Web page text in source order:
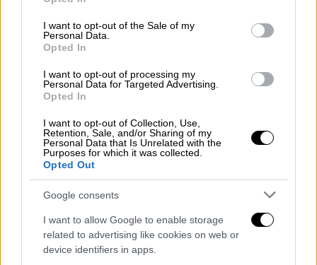
use your data for below specified purposes in below Google
consent section.
I want to opt-out of the Sale of my
Personal Data.
Opted In
I want to opt-out of processing my
Personal Data for Targeted Advertising.
Opted In
I want to opt-out of Collection, Use,
Retention, Sale, and/or Sharing of my
Personal Data that Is Unrelated with the
Purposes for which it was collected.
Opted Out
Google consents
I want to allow Google to enable storage
related to advertising like cookies on web or
device identifiers in apps.
Η παρουσία της ήταν πάντα διακριτική,
και η συμβολή της στην προσωπική του ζωή
ήταν ανεκτίμητη